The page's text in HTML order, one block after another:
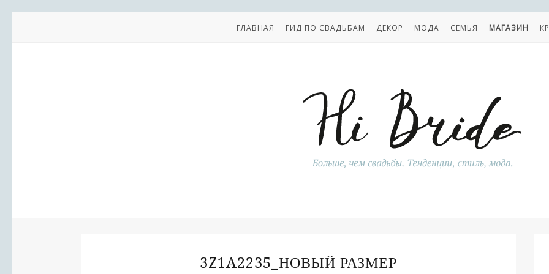
ГЛАВНАЯ ГИД ПО СВАДЬБАМ ДЕКОР МОДА СЕМЬЯ МАГАЗИН
3Z1A2235_НОВЫЙ РАЗМЕР